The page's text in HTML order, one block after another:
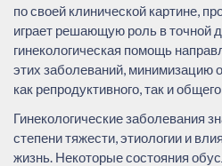
по своей клинической картине,
играет решающую роль в точной
гинекологическая помощь
этих заболеваний, минимизацию
как репродуктивного, так и
Гинекологические заболевания
степени тяжести, этиологии и
жизнь. Некоторые состояния